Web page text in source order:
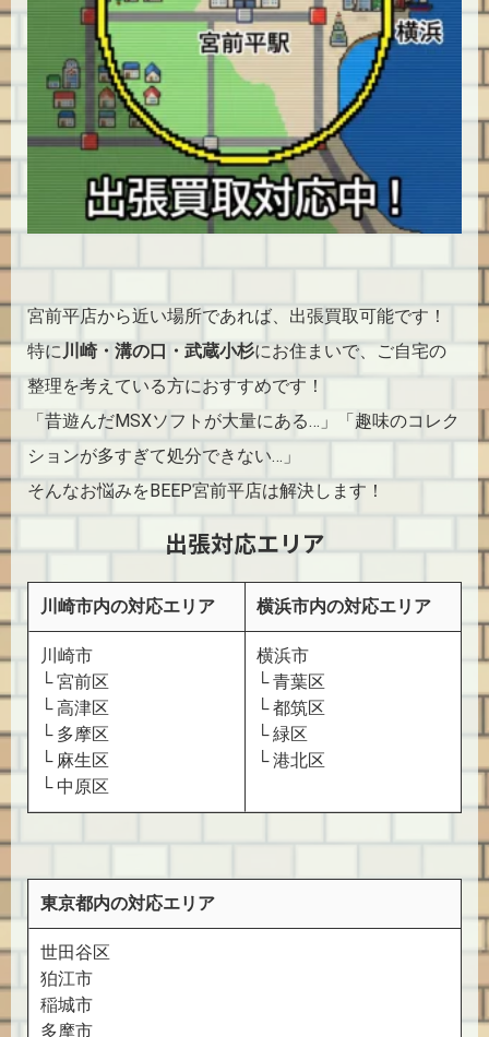
宮前平店から近い場所であれば、出張買取可能です！
特に川崎・溝の口・武蔵小杉にお住まいで、ご自宅の
整理を考えている方におすすめです！
「昔遊んだMSXソフトが大量にある…」「趣味のコレク
ションが多すぎて処分できない…」
そんなお悩みをBEEP宮前平店は解決します！
出張対応エリア
川崎市内の対応エリア 横浜市内の対応エリア
川崎市
└ 宮前区
└ 高津区
└ 多摩区
└ 麻生区
└ 中原区
横浜市
└ 青葉区
└ 都筑区
└ 緑区
└ 港北区
東京都内の対応エリア
世田谷区
狛江市
稲城市
多摩市